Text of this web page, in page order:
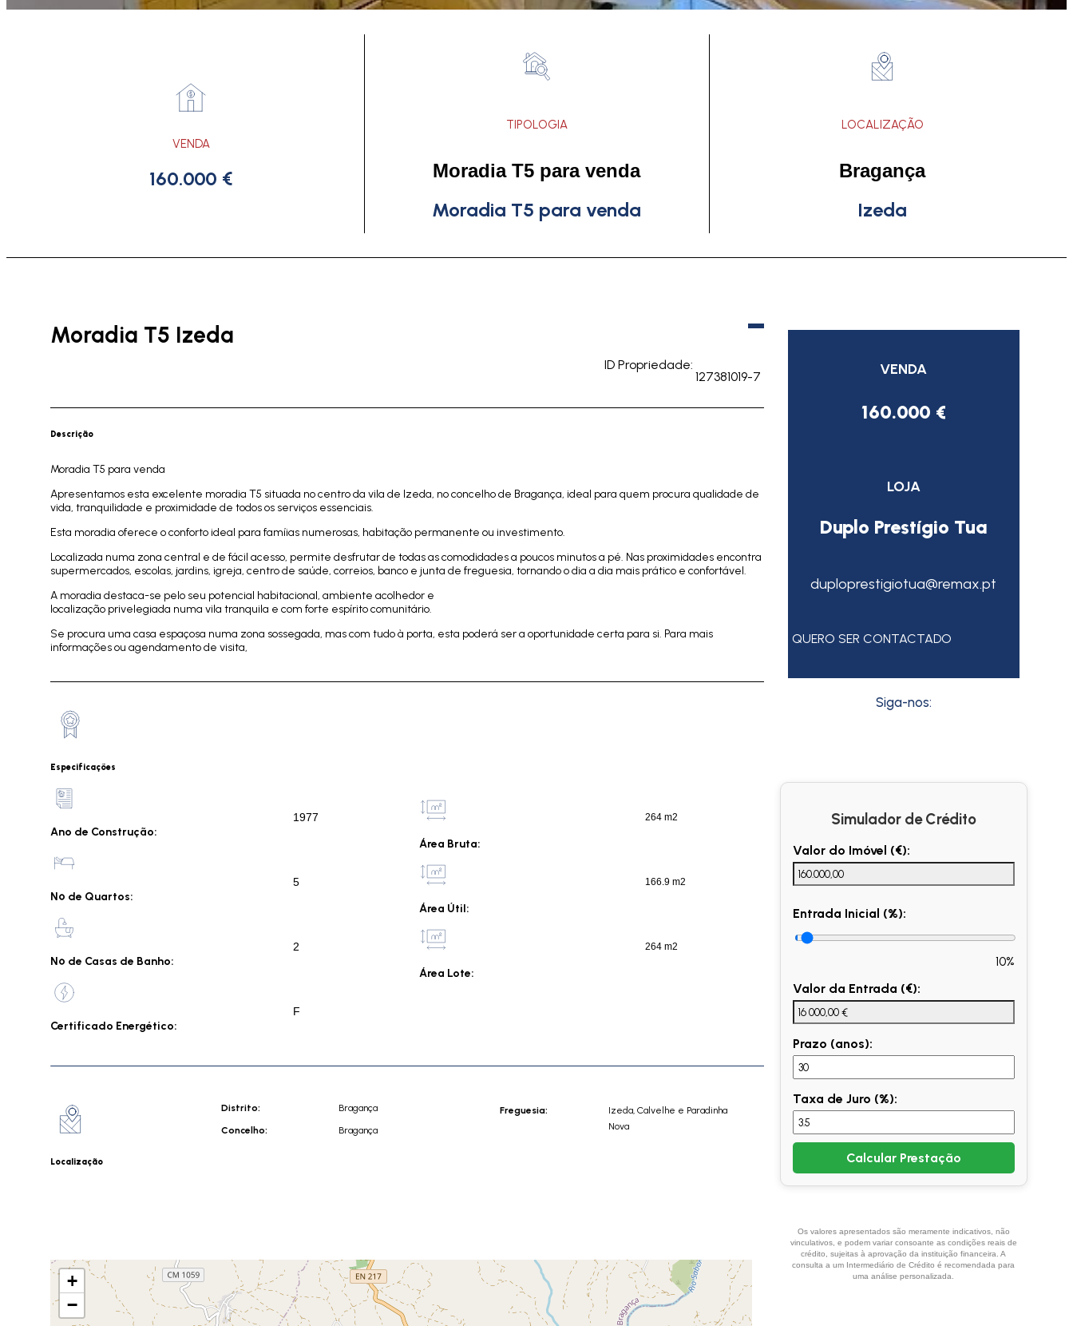
VENDA
160.000 €
TIPOLOGIA
Moradia T5 para venda
Moradia T5 para venda
LOCALIZAÇÃO
Bragança
Izeda
Moradia T5 Izeda
ID Propriedade:
127381019-7
Descrição
Moradia T5 para venda
Apresentamos esta excelente moradia T5 situada no centro da vila de Izeda, no concelho de Bragança, ideal para quem procura qualidade de
vida, tranquilidade e proximidade de todos os serviços essenciais.
Esta moradia oferece o conforto ideal para famíias numerosas, habitação permanente ou investimento.
Localizada numa zona central e de fácil acesso, permite desfrutar de todas as comodidades a poucos minutos a pé. Nas proximidades encontra
supermercados, escolas, jardins, igreja, centro de saúde, correios, banco e junta de freguesia, tornando o dia a dia mais prático e confortável.
A moradia destaca-se pelo seu potencial habitacional, ambiente acolhedor e
localização privelegiada numa vila tranquila e com forte espírito comunitário.
Se procura uma casa espaçosa numa zona sossegada, mas com tudo à porta, esta poderá ser a oportunidade certa para si. Para mais
informações ou agendamento de visita,
Especificações
Ano de Construção:
1977
Nº de Quartos:
5
Nº de Casas de Banho:
2
Certificado Energético:
F
Área Bruta:
264 m2
Área Útil:
166.9 m2
Área Lote:
264 m2
Localização
Distrito:
Bragança
Concelho:
Bragança
Freguesia:
Izeda, Calvelhe e Paradinha
Nova
+
−
VENDA
160.000 €
LOJA
Duplo Prestígio Tua
duploprestigiotua@remax.pt
QUERO SER CONTACTADO
Siga-nos:
Simulador de Crédito
Valor do Imóvel (€):
Entrada Inicial (%):
10%
Valor da Entrada (€):
Prazo (anos):
Taxa de Juro (%):
Calcular Prestação
Os valores apresentados são meramente indicativos, não
vinculativos, e podem variar consoante as condições reais de
crédito, sujeitas à aprovação da instituição financeira. A
consulta a um Intermediário de Crédito é recomendada para
uma análise personalizada.